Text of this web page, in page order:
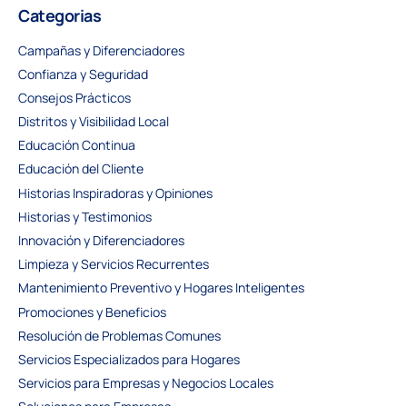
Categorias
Campañas y Diferenciadores
Confianza y Seguridad
Consejos Prácticos
Distritos y Visibilidad Local
Educación Continua
Educación del Cliente
Historias Inspiradoras y Opiniones
Historias y Testimonios
Innovación y Diferenciadores
Limpieza y Servicios Recurrentes
Mantenimiento Preventivo y Hogares Inteligentes
Promociones y Beneficios
Resolución de Problemas Comunes
Servicios Especializados para Hogares
Servicios para Empresas y Negocios Locales